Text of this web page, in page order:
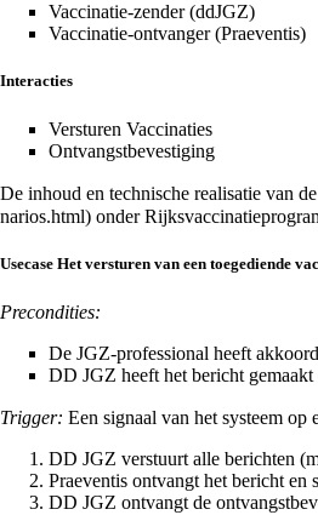
Vaccinatie-zender (ddJGZ)
Vaccinatie-ontvanger (Praeventis)
Interacties
Versturen Vaccinaties
Ontvangstbevestiging
De inhoud en technische realisatie van
onder
Usecase Het versturen van een toegediende
Precondities:
De JGZ-professional heeft
DD JGZ heeft het bericht gemaakt
Trigger: Een signaal van het systeem op
DD JGZ verstuurt alle berichten
Praeventis ontvangt het bericht en
DD JGZ ontvangt de